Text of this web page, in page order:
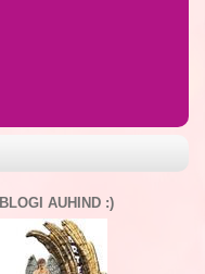
BLOGI AUHIND :)